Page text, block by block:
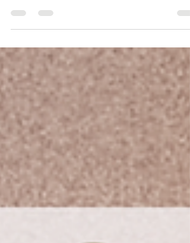
le 29/09 sur Albi